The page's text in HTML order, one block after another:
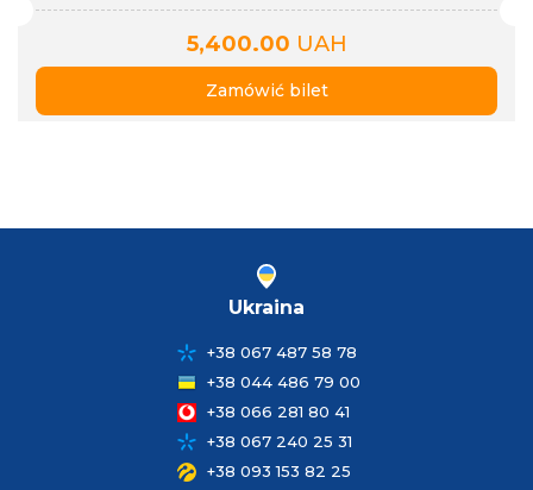
5,400.00 UAH
Zamówić bilet
Ukraina
+38 067 487 58 78
+38 044 486 79 00
+38 066 281 80 41
+38 067 240 25 31
+38 093 153 82 25